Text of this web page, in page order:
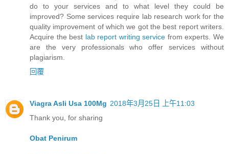
do to your services and to what level they could be
improved? Some services require lab research work for the
quality improvement of which we got the best report writers.
Acquire the best lab report writing service from experts. We
are the very professionals who offer services without
plagiarism.
回覆
Viagra Asli Usa 100Mg 2018年3月25日 上午11:03
Thank you, for sharing
Obat Penirum